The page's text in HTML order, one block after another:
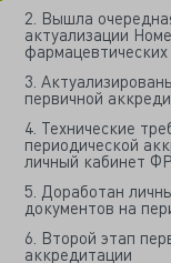
2. Вышла
актуализации
3.
первичной
4. Технические
периодической
личный кабинет
5. Доработан
документов на
6. Второй этап
аккредитации